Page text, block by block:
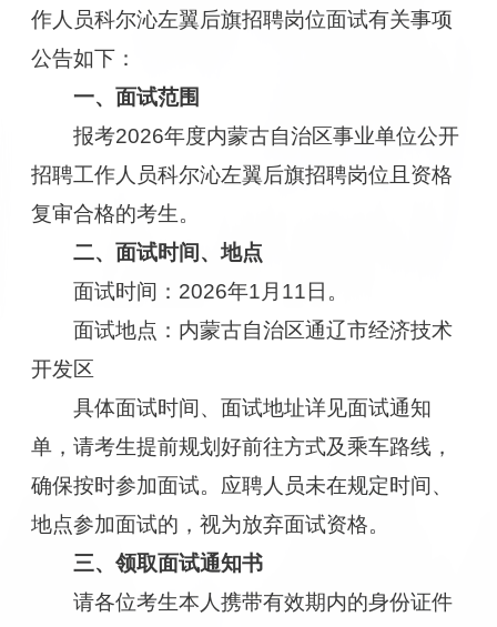
作人员科尔沁左翼后旗招聘岗位面试有关事项
公告如下：
一、面试范围
报考2026年度内蒙古自治区事业单位公开
招聘工作人员科尔沁左翼后旗招聘岗位且资格
复审合格的考生。
二、面试时间、地点
面试时间：2026年1月11日。
面试地点：内蒙古自治区通辽市经济技术
开发区
具体面试时间、面试地址详见面试通知
单，请考生提前规划好前往方式及乘车路线，
确保按时参加面试。应聘人员未在规定时间、
地点参加面试的，视为放弃面试资格。
三、领取面试通知书
请各位考生本人携带有效期内的身份证件